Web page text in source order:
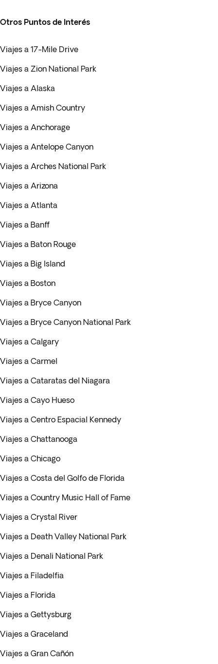
Otros Puntos de Interés
Viajes a 17-Mile Drive
Viajes a Zion National Park
Viajes a Alaska
Viajes a Amish Country
Viajes a Anchorage
Viajes a Antelope Canyon
Viajes a Arches National Park
Viajes a Arizona
Viajes a Atlanta
Viajes a Banff
Viajes a Baton Rouge
Viajes a Big Island
Viajes a Boston
Viajes a Bryce Canyon
Viajes a Bryce Canyon National Park
Viajes a Calgary
Viajes a Carmel
Viajes a Cataratas del Niagara
Viajes a Cayo Hueso
Viajes a Centro Espacial Kennedy
Viajes a Chattanooga
Viajes a Chicago
Viajes a Costa del Golfo de Florida
Viajes a Country Music Hall of Fame
Viajes a Crystal River
Viajes a Death Valley National Park
Viajes a Denali National Park
Viajes a Filadelfia
Viajes a Florida
Viajes a Gettysburg
Viajes a Graceland
Viajes a Gran Cañón